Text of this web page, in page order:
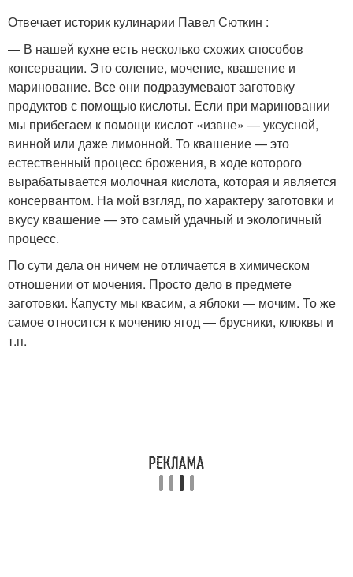
Отвечает историк кулинарии Павел Сюткин :
— В нашей кухне есть несколько схожих способов
консервации. Это соление, мочение, квашение и
маринование. Все они подразумевают заготовку
продуктов с помощью кислоты. Если при мариновании
мы прибегаем к помощи кислот «извне» — уксусной,
винной или даже лимонной. То квашение — это
естественный процесс брожения, в ходе которого
вырабатывается молочная кислота, которая и является
консервантом. На мой взгляд, по характеру заготовки и
вкусу квашение — это самый удачный и экологичный
процесс.
По сути дела он ничем не отличается в химическом
отношении от мочения. Просто дело в предмете
заготовки. Капусту мы квасим, а яблоки — мочим. То же
самое относится к мочению ягод — брусники, клюквы и
т.п.